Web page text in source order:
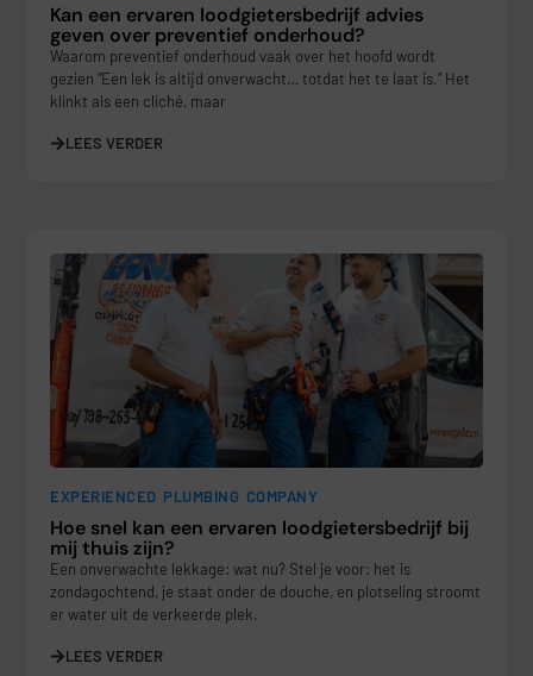
Kan een ervaren loodgietersbedrijf advies
geven over preventief onderhoud?
Waarom preventief onderhoud vaak over het hoofd wordt
gezien “Een lek is altijd onverwacht… totdat het te laat is.” Het
klinkt als een cliché, maar
LEES VERDER
EXPERIENCED PLUMBING COMPANY
Hoe snel kan een ervaren loodgietersbedrijf bij
mij thuis zijn?
Een onverwachte lekkage: wat nu? Stel je voor: het is
zondagochtend, je staat onder de douche, en plotseling stroomt
er water uit de verkeerde plek.
LEES VERDER